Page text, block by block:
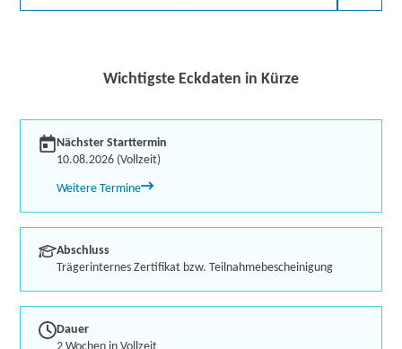
Wichtigste Eckdaten in Kürze
Nächster Starttermin
10.08.2026 (Vollzeit)
Weitere Termine
Abschluss
Trägerinternes Zertifikat bzw. Teilnahmebescheinigung
Dauer